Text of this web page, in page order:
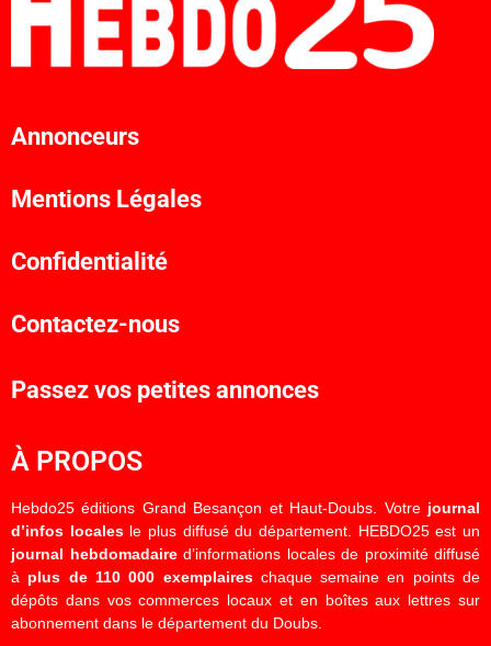
Annonceurs
Mentions Légales
Confidentialité
Contactez-nous
Passez vos petites annonces
À PROPOS
Hebdo25 éditions Grand Besançon et Haut-Doubs. Votre journal
d’infos localesle plus diffusé du département. HEBDO25 est un
journal hebdomadaired’informations locales de proximité diffusé
à plus de 110 000 exemplaireschaque semaine en points de
dépôts dans vos commerces locaux et en boîtes aux lettres sur
abonnement dans le département du Doubs.